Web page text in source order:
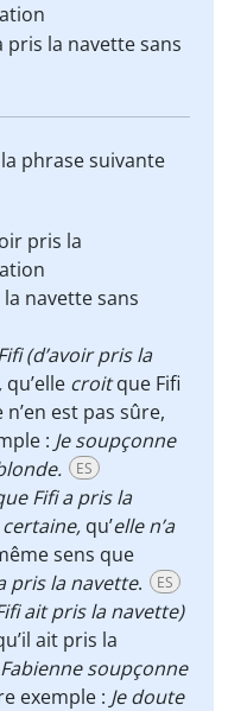
pris la navette sans
phrase suivante
pris la
navette sans
(d’avoir pris la
qu’elle croitque Fifi
est pas sûre,
: Je soupçonne
ES
Fifi a pris la
qu’elle n’a
sens que
pris la navette. ES
ait pris la navette)
ait pris la
Fabienne soupçonne
exemple : Je doute